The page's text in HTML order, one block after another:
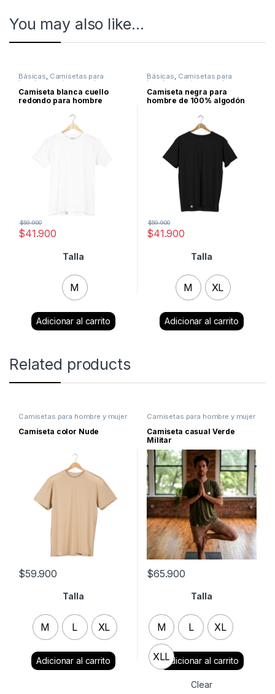
You may also like…
Básicas, Camisetas para
hombre y mujer casual y
deportivas ,Sale
Camiseta blanca cuello
redondo para hombre
$41.900
$59.900
Talla
M
Clear
Básicas, Camisetas para
hombre y mujer casual y
deportivas ,Sale
Camiseta negra para
hombre de 100% algodón
$41.900
$59.900
Talla
M XL
Clear
Related products
Camisetas para hombre y mujer
casual y deportivas Camisetas
Unisex,Lo último
Camiseta color Nude
$59.900
Talla
M L XL
Clear
Camisetas para hombre y mujer
casual y deportivas Camisetas
Unisex,Estampadas,Lo último
Camiseta casual Verde
Militar
$65.900
Talla
M L XL
XLL
Clear